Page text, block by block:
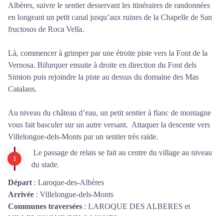
Albères, suivre le sentier desservant les itinéraires de randonnées
en longeant un petit canal jusqu’aux ruines de la Chapelle de San
fructosos de Roca Vella.
Là, commencer à grimper par une étroite piste vers la Font de la
Vernosa. Bifurquer ensuite à droite en direction du Font dels
Simiots puis rejoindre la piste au dessus du domaine des Mas
Catalans.
Au niveau du château d’eau, un petit sentier à flanc de montagne
vous fait basculer sur un autre versant. Attaquer la descente vers
Villelongue-dels-Monts par un sentier très raide.
Le passage de relais se fait au centre du village au niveau
du stade.
Départ : Laroque-des-Albères
Arrivée : Villelongue-dels-Monts
Communes traversées : LAROQUE DES ALBERES et